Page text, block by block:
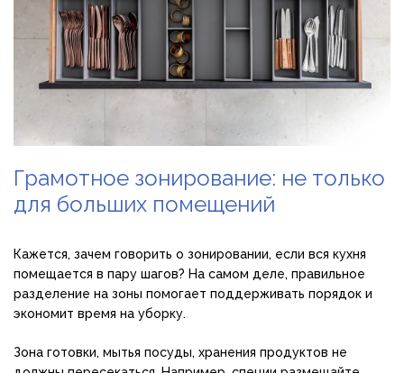
Грамотное зонирование: не только
для больших помещений
Кажется, зачем говорить о зонировании, если вся кухня
помещается в пару шагов? На самом деле, правильное
разделение на зоны помогает поддерживать порядок и
экономит время на уборку.
Зона готовки, мытья посуды, хранения продуктов не